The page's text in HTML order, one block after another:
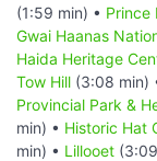
(1:59 min) • Prince
Gwai Haanas
Haida Heritage
Tow Hill (3:08 min)
Provincial Park &
min) • Historic Hat
min) • Lillooet